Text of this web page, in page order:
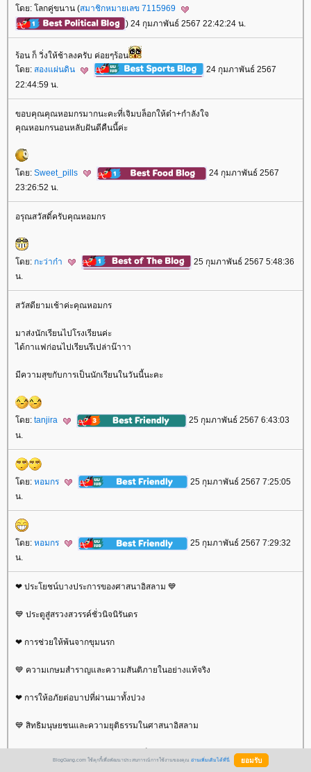
ดย: โลกคู่ขนาน (สมาชิกหมายเลข 7115969
) 24 กุมภาพันธ์ 2567 22:42:24 น.
ร้อน ก็ วิ่งให้ช้าลงครับ ค่อยๆร้อน
ดย: สองแผ่นดิน
24 กุมภาพันธ์ 2567
22:44:59 น.
ขอบคุณคุณหอมกรมากนะคะที่เจิมบล็อกให้ต๋า+กำลังใจ
คุณหอมกรนอนหลับฝันดีคืนนี้ค่ะ
ดย: Sweet_pills
24 กุมภาพันธ์ 2567
23:26:52 น.
อรุณสวัสดิ์ครับคุณหอมกร
ดย: กะว่าก๋า
25 กุมภาพันธ์ 2567 5:48:36
น.
สวัสดียามเช้าค่ะคุณหอมกร
มาส่งนักเรียนไปโรงเรียนค่ะ
ได้กาแฟก่อนไปเรียนรึเปล่าน๊าาา
มีความสุขกับการเป็นนักเรียนในวันนี้นะคะ
ดย: tanjira
25 กุมภาพันธ์ 2567 6:43:03
น.
ดย: หอมกร
25 กุมภาพันธ์ 2567 7:25:05
น.
ดย: หอมกร
25 กุมภาพันธ์ 2567 7:29:32
น.
❤ ประโยชน์บางประการของศาสนาอิสลาม 💙
💙 ประตูสู่สรวงสวรรค์ชั่วนิจนิรันดร
❤ การช่วยให้พ้นจากขุมนรก
💙 ความเกษมสำราญและความสันติภายในอย่างแท้จริง
❤ การให้อภัยต่อบาปที่ผ่านมาทั้งปวง
💙 สิทธิมนุษยชนและความยุติธรรมในศาสนาอิสลาม
BlogGang.com ใช้คุกกี้เพื่อพัฒนาประสบการณ์การใช้งานของคุณ อ่านเพิ่มเติมได้ที่นี่